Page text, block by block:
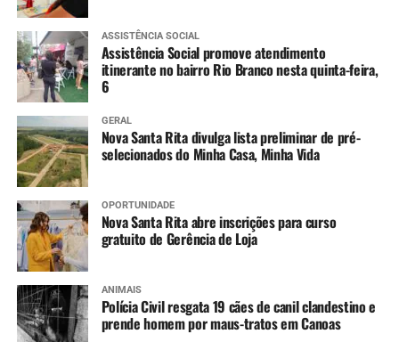
ASSISTÊNCIA SOCIAL
Assistência Social promove atendimento
itinerante no bairro Rio Branco nesta quinta-feira,
6
GERAL
Nova Santa Rita divulga lista preliminar de pré-
selecionados do Minha Casa, Minha Vida
OPORTUNIDADE
Nova Santa Rita abre inscrições para curso
gratuito de Gerência de Loja
ANIMAIS
Polícia Civil resgata 19 cães de canil clandestino e
prende homem por maus-tratos em Canoas